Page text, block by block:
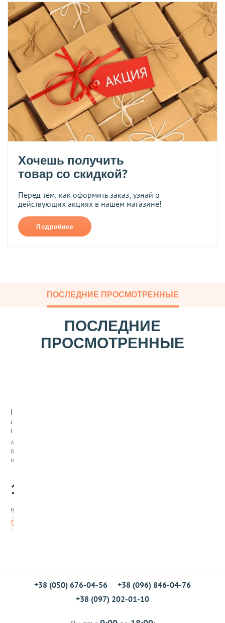
Хочешь получить
товар со скидкой?
Перед тем, как оформить заказ, узнай о
действующих акциях в нашем магазине!
Подробнее
ПОСЛЕДНИЕ ПРОСМОТРЕННЫЕ
ПОСЛЕДНИЕ
ПРОСМОТРЕННЫЕ
М
а
к
а
р
о
п
е
н
е
и
Арт:
894006
Нет в наличии
169
грн/шт
+38 (050) 676-04-56
+38 (096) 846-04-76
+38 (097) 202-01-10